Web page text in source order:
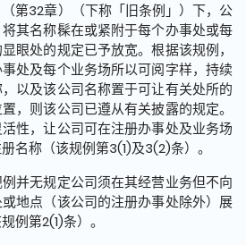
第32章）（下称「旧条例」）下，公
其名称髹在或紧附于每个办事处或每
眼处的规定已予放宽。根据该规例，
处及每个业务场所以可阅字样，持续
以及该公司名称置于可让有关处所的
，则该公司已遵从有关披露的规定。
性，让公司可在注册办事处及业务场
名称（该规例第3(1)及3(2)条）。
并无规定公司须在其经营业务但不向
地点（该公司的注册办事处除外）展
例第2(1)条）。